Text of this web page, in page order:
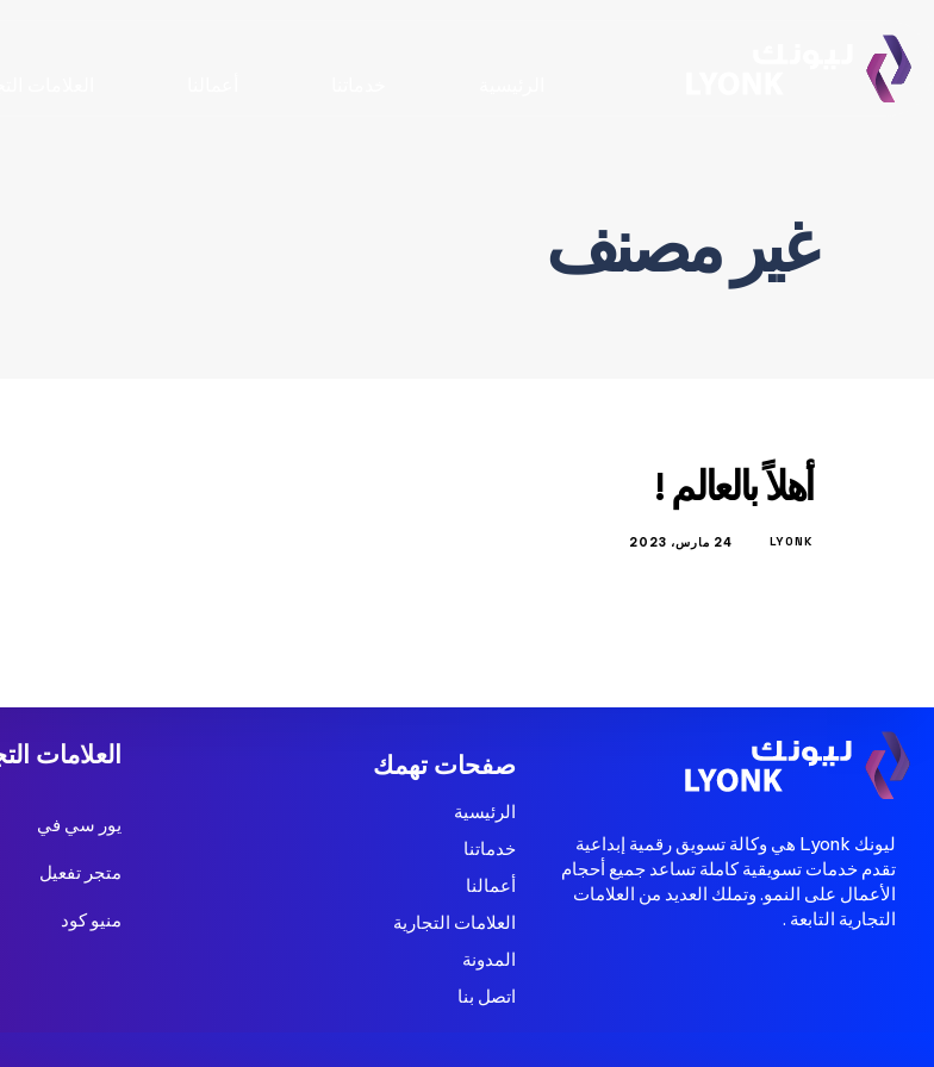
غير مصنف
أهلاً بالعالم !
LYONK 24 مارس، 2023
ليونك Lyonk هي وكالة تسويق رقمية إبداعية
تقدم خدمات تسويقية كاملة تساعد جميع أحجام
الأعمال على النمو. وتملك العديد من العلامات
التجارية التابعة .
صفحات تهمك
الرئيسية
خدماتنا
أعمالنا
العلامات التجارية
المدونة
اتصل بنا
العلامات
يور سي في
متجر تفعيل
منيو كود